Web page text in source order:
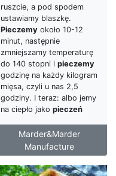
ruszcie, a pod spodem
ustawiamy blaszkę.
Pieczemy około 10-12
minut, następnie
zmniejszamy temperaturę
do 140 stopni i pieczemy
godzinę na każdy kilogram
mięsa, czyli u nas 2,5
godziny. I teraz: albo jemy
na ciepło jako pieczeń
Marder&Marder
Manufacture